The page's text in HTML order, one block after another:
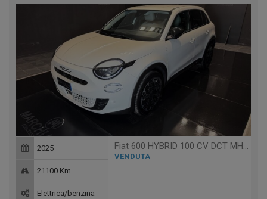
Fiat 600 HYBRID 100 CV DCT MHEV LA PRIMA
VENDUTA
2025
21100 Km
Elettrica/benzina